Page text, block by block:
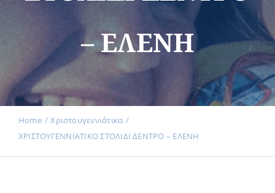
Εκδηλώσεις
Νέα
– ΕΛΕΝΗ
Home
Χριστουγεννιάτικα
ΧΡΙΣΤΟΥΓΕΝΝΙΑΤΙΚΟ ΣΤΟΛΙΔΙ ΔΕΝΤΡΟ – ΕΛΕΝΗ